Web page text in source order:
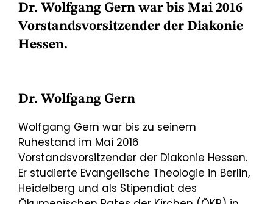
Dr. Wolfgang Gern war bis Mai 2016
Vorstandsvorsitzender der Diakonie
Hessen.
Dr. Wolfgang Gern
Wolfgang Gern war bis zu seinem
Ruhestand im Mai 2016
Vorstandsvorsitzender der Diakonie Hessen.
Er studierte Evangelische Theologie in Berlin,
Heidelberg und als Stipendiat des